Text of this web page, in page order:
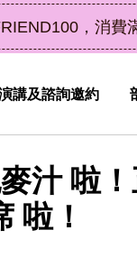
續好禮，解油去
講及諮詢邀約
汁 啦
啦！